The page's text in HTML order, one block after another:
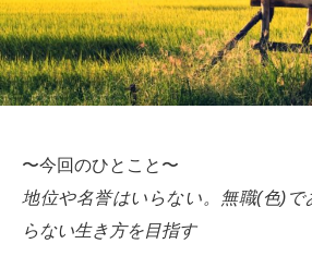
〜今回のひとこと〜
地位や名誉はいらない。無職(色)で
らない生き方を目指す